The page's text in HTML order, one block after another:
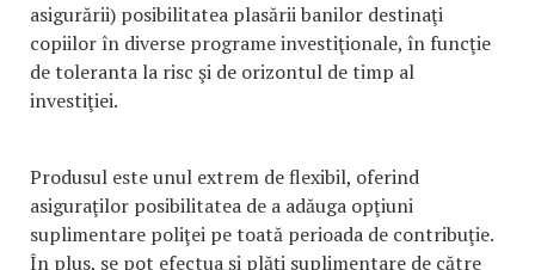
asigurării) posibilitatea plasării banilor destinaţi
copiilor în diverse programe investiţionale, în funcţie
de toleranta la risc şi de orizontul de timp al
investiţiei.
Produsul este unul extrem de flexibil, oferind
asiguraţilor posibilitatea de a adăuga opţiuni
suplimentare poliţei pe toată perioada de contribuţie.
În plus, se pot efectua şi plăţi suplimentare de către